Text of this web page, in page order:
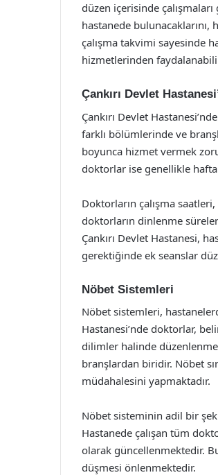
düzen içerisinde
hastanede
çalışma takvimi sayesinde
hizmetlerinden
Çankırı Devlet
Çankırı Devlet
farklı bölümlerinde ve
boyunca hizmet vermek
doktorlar ise genellikle
Doktorların çalışma
doktorların dinlenme
Çankırı Devlet Hastanesi,
gerektiğinde ek seanslar
Nöbet Sistemleri
Nöbet sistemleri,
Hastanesi’nde doktorlar,
dilimler halinde
branşlardan biridir. Nöbet
müdahalesini yapmaktadır.
Nöbet sisteminin adil bir
Hastanede çalışan tüm
olarak güncellenmektedir.
düşmesi önlenmektedir.